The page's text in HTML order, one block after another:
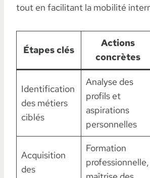
tout en facilitant la mobilité
Étapes clés
Actions
concrètes
Identification
des métiers
ciblés
Analyse des
profils et
aspirations
personnelles
Acquisition
des
Formation
professionnelle,